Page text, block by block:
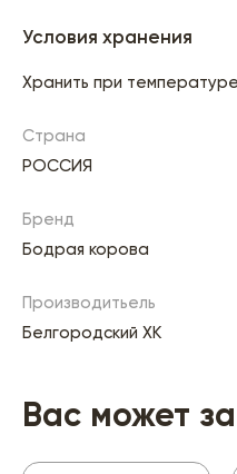
Условия хранения
Хранить при
Страна
РОССИЯ
Бренд
Бодрая корова
Производитьель
Белгородский ХК
Вас может